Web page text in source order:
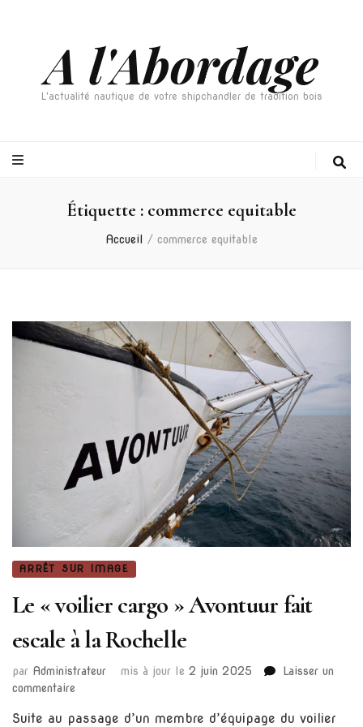
A l'Abordage
L'actualité nautique de votre shipchandler de tradition bois
Étiquette : commerce equitable
Accueil / commerce equitable
ARRÊT SUR IMAGE
Le « voilier cargo » Avontuur fait
escale à la Rochelle
par Administrateur mis à jour le 2 juin 2025
Laisser un
commentaire
« voilier
Suite au passage d’un membre d’équipage du voilier